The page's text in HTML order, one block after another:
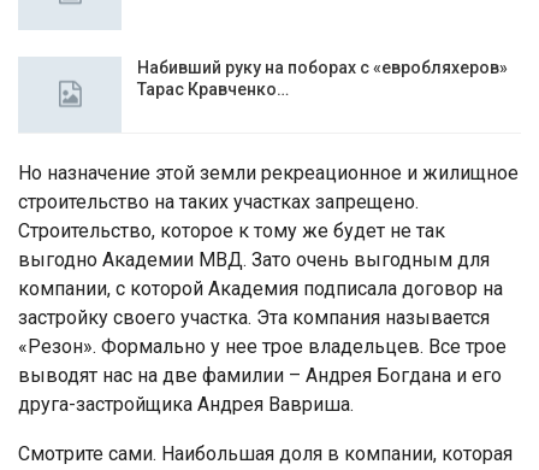
Набивший руку на поборах с «евробляхеров»
Тарас Кравченко…
Но назначение этой земли рекреационное и жилищное
строительство на таких участках запрещено.
Строительство, которое к тому же будет не так
выгодно Академии МВД. Зато очень выгодным для
компании, с которой Академия подписала договор на
застройку своего участка. Эта компания называется
«Резон». Формально у нее трое владельцев. Все трое
выводят нас на две фамилии – Андрея Богдана и его
друга-застройщика Андрея Вавриша.
Смотрите сами. Наибольшая доля в компании, которая